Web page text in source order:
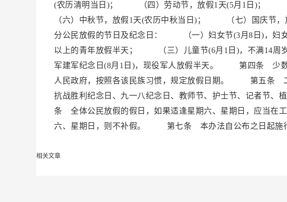
(农历清明当日)； （四）劳动节，放假1天(5月1日)；
（六）中秋节，放假1天(农历中秋当日)； （七）国庆
分公民放假的节日及纪念日： （一）妇女节(3月8日)，
以上的青年放假半天； （三）儿童节(6月1日)，不满14
军建军纪念日(8月1日)，现役军人放假半天。 第四条 少数
人民政府，按照各该民族习惯，规定放假日期。 第五条 二
抗战胜利纪念日、九一八纪念日、教师节、护士节、记者节
条 全体公民放假的假日，如果适逢星期六、星期日，应当在
六、星期日，则不补假。 第七条 本办法自公布之日起施
相关文章